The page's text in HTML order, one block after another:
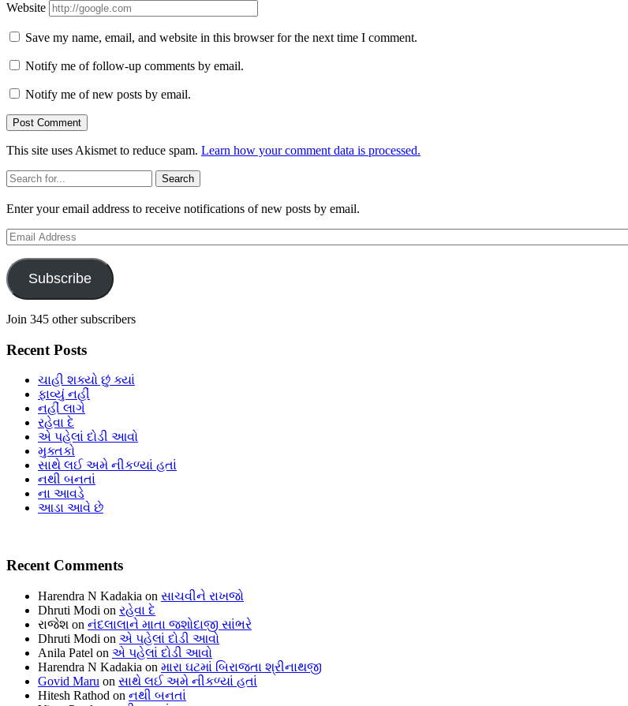
Website
Save my name, email, and website in this browser for the next time I comment.
Notify me of follow-up comments by email.
Notify me of new posts by email.
This site uses Akismet to reduce spam. Learn how your comment data is processed.
Sidebar
Search
Enter your email address to receive notifications of new posts by email.
Email
Address
Subscribe
Join 345 other subscribers
Recent Posts
ચાહી શક્યો છું ક્યાં
ફાવ્યું નહીં
નહીં લાગે
રહેવા દે
એ પહેલાં દોડી આવો
મુક્તકો
સાથે લઈ અમે નીકળ્યાં હતાં
નથી બનતાં
ના આવડે
આડા આવે છે
Recent Comments
Harendra N Kadakia on સાચવીને રાખજો
Dhruti Modi on રહેવા દે
રાજેશ on નંદલાલાને માતા જશોદાજી સાંભરે
Dhruti Modi on એ પહેલાં દોડી આવો
Anila Patel on એ પહેલાં દોડી આવો
Harendra N Kadakia on મારા ઘટમાં બિરાજતા શ્રીનાથજી
Govid Maru on સાથે લઈ અમે નીકળ્યાં હતાં
Hitesh Rathod on નથી બનતાં